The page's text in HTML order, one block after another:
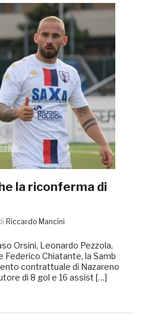
la riconferma di
Riccardo Mancini
Orsini, Leonardo Pezzola,
Federico Chiatante, la Samb
contrattuale di Nazareno
di 8 gol e 16 assist […]